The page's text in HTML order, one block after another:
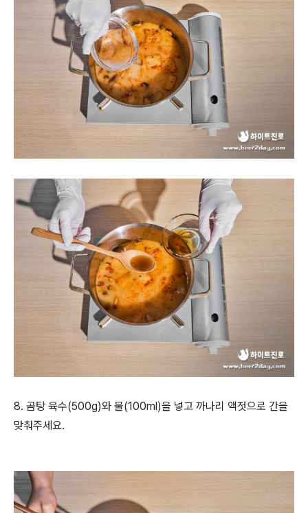
8. 곰탕 육수(500g)와 물(100ml)을 넣고 까나리 액젓으로 간을
맞춰주세요.